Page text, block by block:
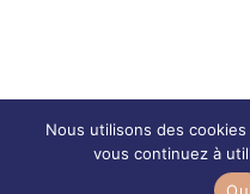
Nous utilisons des
vous continuez à
Oui